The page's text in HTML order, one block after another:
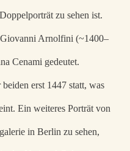
zu sehen ist.
Arnolfini (~1400–
Cenami gedeutet.
erst 1447 statt, was
Ein weiteres Porträt von
in Berlin zu sehen,